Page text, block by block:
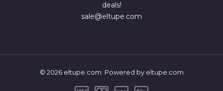
deals!
sale@eltupe.com
© 2026 eltupe.com. Powered by eltupe.com